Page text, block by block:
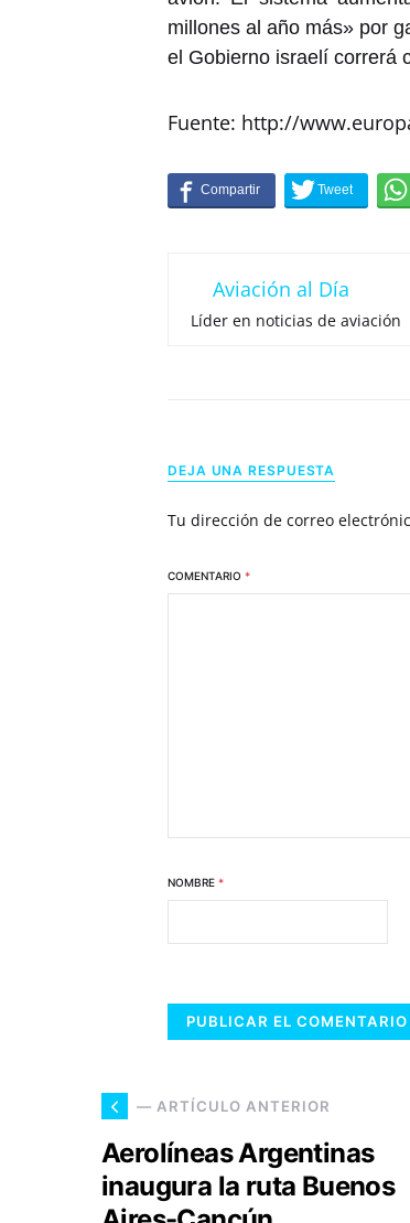
millones al año más» por
el Gobierno israelí correrá
Fuente: http://
Aviación al Día
Líder en noticias de aviación
DEJA UNA RESPUESTA
Tu dirección de correo
COMENTARIO *
NOMBRE *
— ARTÍCULO ANTERIOR
Aerolíneas Argentinas
inaugura la ruta Buenos